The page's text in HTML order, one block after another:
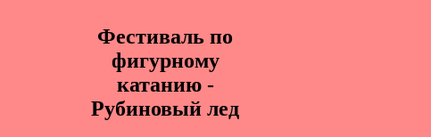
Фестиваль по
фигурному
катанию -
Рубиновый лед